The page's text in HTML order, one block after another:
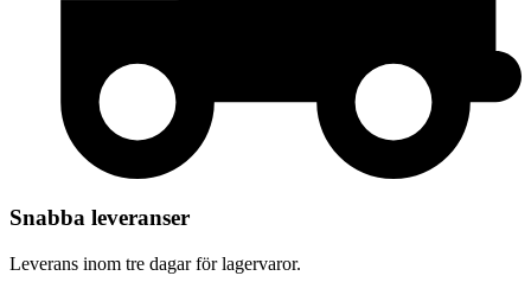
Snabba leveranser
Leverans inom tre dagar för lagervaror.